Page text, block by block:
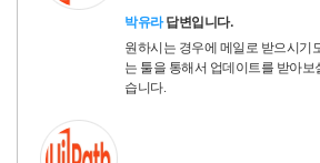
박유라답변입니다.
원하시는 경우에 메일로 받으시기
는 툴을 통해서 업데이트를 받아보
습니다.